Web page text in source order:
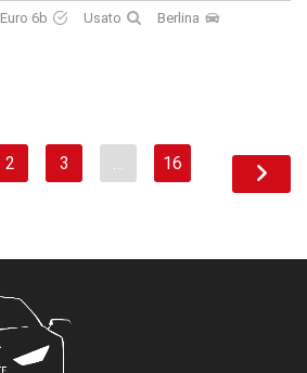
Euro 6b Usato
Berlina
2 3 … 16